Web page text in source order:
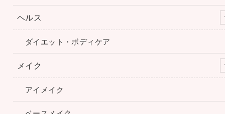
ヘルス
ダイエット・ボディケア
メイク
アイメイク